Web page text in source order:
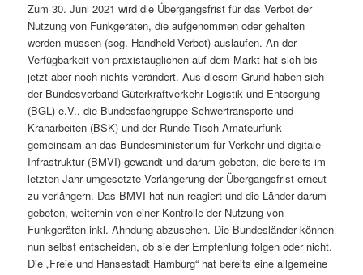
Zum 30. Juni 2021 wird die Übergangsfrist für das Verbot der
Nutzung von Funkgeräten, die aufgenommen oder gehalten
werden müssen (sog. Handheld-Verbot) auslaufen. An der
Verfügbarkeit von praxistauglichen auf dem Markt hat sich bis
jetzt aber noch nichts verändert. Aus diesem Grund haben sich
der Bundesverband Güterkraftverkehr Logistik und Entsorgung
(BGL) e.V., die Bundesfachgruppe Schwertransporte und
Kranarbeiten (BSK) und der Runde Tisch Amateurfunk
gemeinsam an das Bundesministerium für Verkehr und digitale
Infrastruktur (BMVI) gewandt und darum gebeten, die bereits im
letzten Jahr umgesetzte Verlängerung der Übergangsfrist erneut
zu verlängern. Das BMVI hat nun reagiert und die Länder darum
gebeten, weiterhin von einer Kontrolle der Nutzung von
Funkgeräten inkl. Ahndung abzusehen. Die Bundesländer können
nun selbst entscheiden, ob sie der Empfehlung folgen oder nicht.
Die „Freie und Hansestadt Hamburg“ hat bereits eine allgemeine